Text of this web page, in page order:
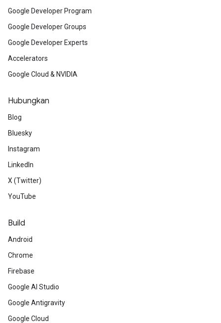
Google Developer Program
Google Developer Groups
Google Developer Experts
Accelerators
Google Cloud & NVIDIA
Hubungkan
Blog
Bluesky
Instagram
LinkedIn
X (Twitter)
YouTube
Build
Android
Chrome
Firebase
Google AI Studio
Google Antigravity
Google Cloud